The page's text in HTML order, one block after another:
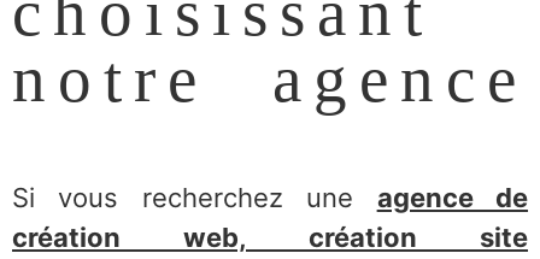
notre agence
Si vous recherchez une agence de
création web, création site